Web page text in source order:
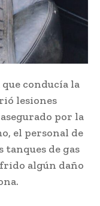
conducía la
lesiones
por la
el personal de
tanques de gas
algún daño